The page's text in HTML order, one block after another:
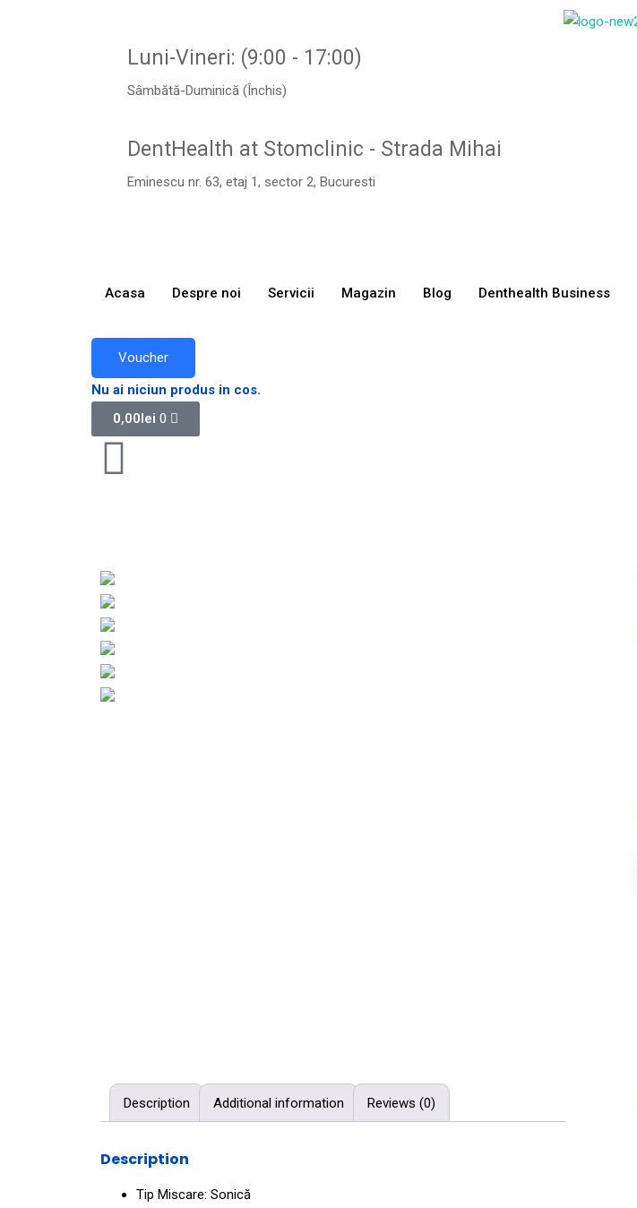
Luni-Vineri: (9:00 - 17:00)
Sâmbătă-Duminică (Închis)
DentHealth at Stomclinic - Strada Mihai
Eminescu nr. 63, etaj 1, sector 2, Bucuresti
Acasa Despre noi Servicii Magazin Blog Denthealth Business
Voucher
0,00lei 0
Description Additional information Reviews (0)
Description
Tip Miscare: Sonică